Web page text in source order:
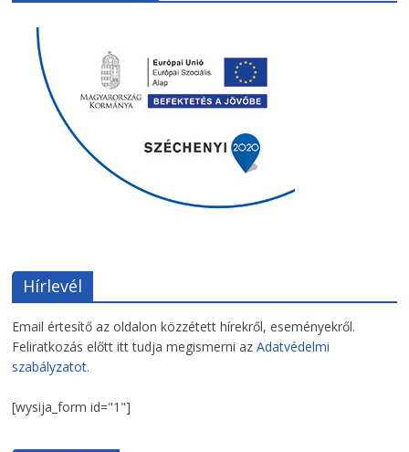
Hírlevél
Email értesítő az oldalon közzétett hírekről, eseményekről.
Feliratkozás előtt itt tudja megismerni azAdatvédelmi
szabályzatot.
[wysija_form id="1"]